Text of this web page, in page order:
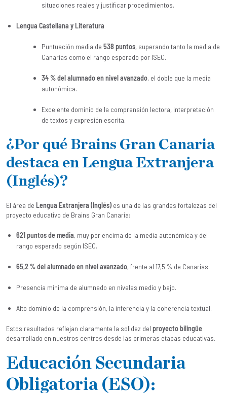
situaciones reales y justificar procedimientos.
Lengua Castellana y Literatura
Puntuación media de 538 puntos, superando tanto la media de
Canarias como el rango esperado por ISEC.
34 % del alumnado en nivel avanzado, el doble que la media
autonómica.
Excelente dominio de la comprensión lectora, interpretación
de textos y expresión escrita.
¿Por qué Brains Gran Canaria
destaca en Lengua Extranjera
(Inglés)?
El área de Lengua Extranjera (Inglés)es una de las grandes fortalezas del
proyecto educativo de Brains Gran Canaria:
621 puntos de media, muy por encima de la media autonómica y del
rango esperado según ISEC.
65,2 % del alumnado en nivel avanzado, frente al 17,5 % de Canarias.
Presencia mínima de alumnado en niveles medio y bajo.
Alto dominio de la comprensión, la inferencia y la coherencia textual.
Estos resultados reflejan claramente la solidez del proyecto bilingüe
desarrollado en nuestros centros desde las primeras etapas educativas.
Educación Secundaria
Obligatoria (ESO):